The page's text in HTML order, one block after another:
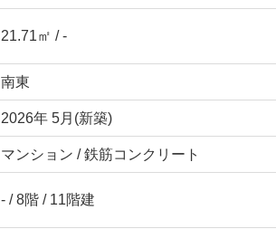
21.71㎡ / -
南東
2026年 5月(新築)
マンション / 鉄筋コンクリート
- / 8階 / 11階建